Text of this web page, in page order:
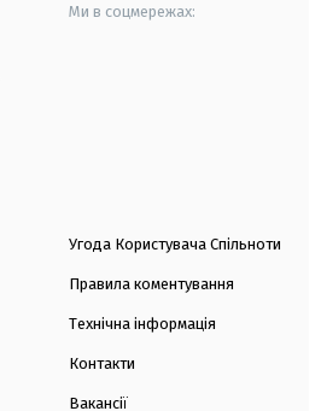
Ми в соцмережах:
Угода Користувача Спільноти
Правила коментування
Технічна інформація
Контакти
Вакансії